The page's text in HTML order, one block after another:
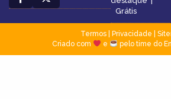
Grátis
Termos| Privacidade
Criado com
e pelo time do